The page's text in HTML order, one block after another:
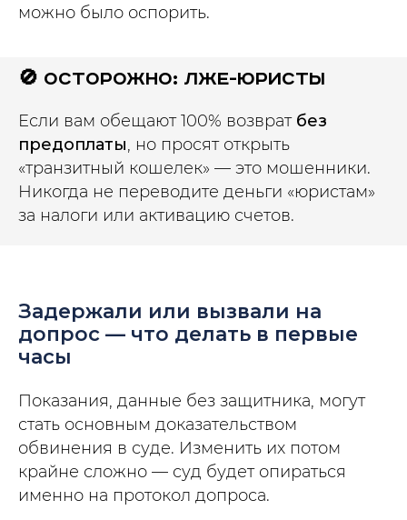
можно было оспорить.
🚫 Осторожно: Лже-юристы
Если вам обещают 100% возврат без
предоплаты, но просят открыть
«транзитный кошелек» — это мошенники.
Никогда не переводите деньги «юристам»
за налоги или активацию счетов.
Задержали или вызвали на
допрос — что делать в первые
часы
Показания, данные без защитника, могут
стать основным доказательством
обвинения в суде. Изменить их потом
крайне сложно — суд будет опираться
именно на протокол допроса.